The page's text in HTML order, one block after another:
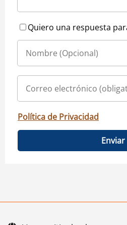
Quiero una respuesta
Política de Privacidad
Enviar